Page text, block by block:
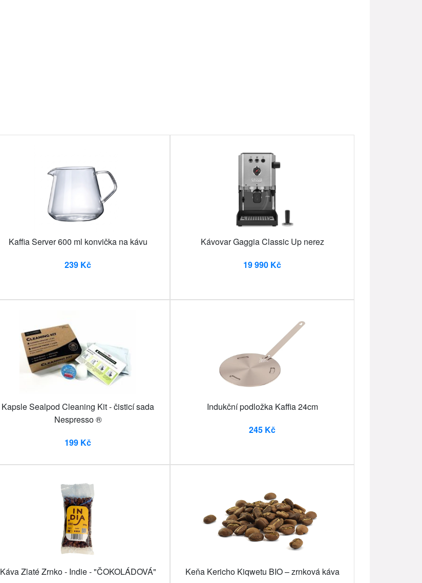
Kaffia Server 600 ml konvička na kávu
239 Kč
Kávovar Gaggia Classic Up nerez
19 990 Kč
Kapsle Sealpod Cleaning Kit - čisticí sada
Nespresso ®
199 Kč
Indukční podložka Kaffia 24cm
245 Kč
Káva Zlaté Zrnko - Indie - "ČOKOLÁDOVÁ"
Keňa Kericho Kiqwetu BIO – zrnková káva